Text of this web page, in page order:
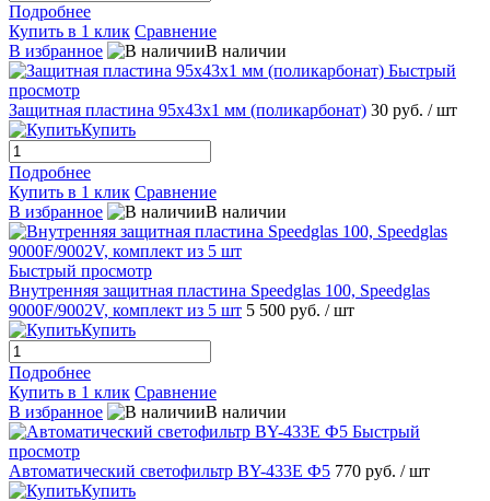
Подробнее
Купить в 1 клик Сравнение
В избранное
В наличии
Быстрый
просмотр
Защитная пластина 95x43x1 мм (поликарбонат) 30 руб. / шт
Купить
Подробнее
Купить в 1 клик Сравнение
В избранное
В наличии
Быстрый просмотр
Внутренняя защитная пластина Speedglas 100, Speedglas
9000F/9002V, комплект из 5 шт 5 500 руб. / шт
Купить
Подробнее
Купить в 1 клик Сравнение
В избранное
В наличии
Быстрый
просмотр
Автоматический светофильтр BY-433E Ф5 770 руб. / шт
Купить